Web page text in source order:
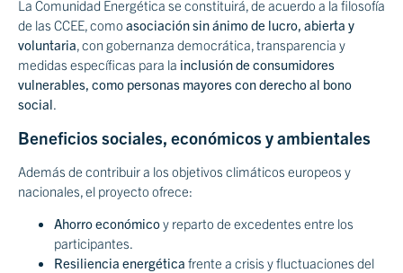
La Comunidad Energética se constituirá, de acuerdo a la filosofía
de las CCEE, como asociación sin ánimo de lucro, abierta y
voluntaria, con gobernanza democrática, transparencia y
medidas específicas para la inclusión de consumidores
vulnerables, como personas mayores con derecho al bono
social.
Beneficios sociales, económicos y ambientales
Además de contribuir a los objetivos climáticos europeos y
nacionales, el proyecto ofrece:
Ahorro económicoy reparto de excedentes entre los
participantes.
Resiliencia energética frente a crisis y fluctuaciones del